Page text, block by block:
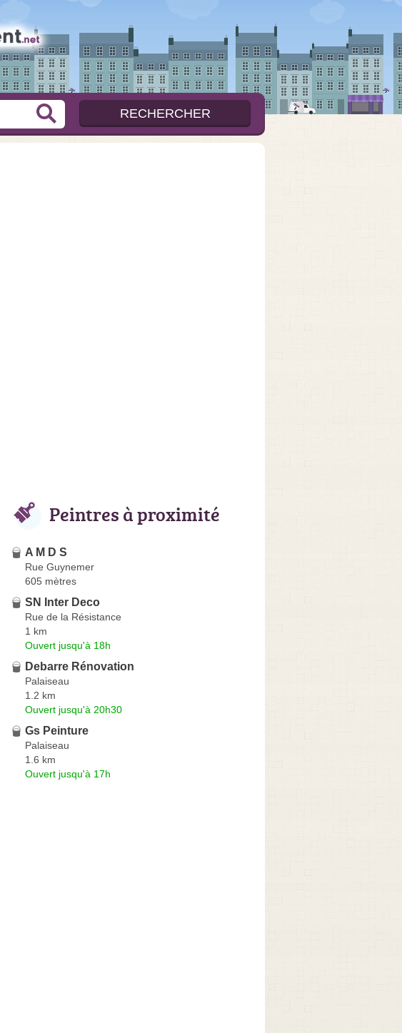
Peintres à proximité
A M D S
Rue Guynemer
605 mètres
SN Inter Deco
Rue de la Résistance
1 km
Ouvert jusqu'à 18h
Debarre Rénovation
Palaiseau
1.2 km
Ouvert jusqu'à 20h30
Gs Peinture
Palaiseau
1.6 km
Ouvert jusqu'à 17h